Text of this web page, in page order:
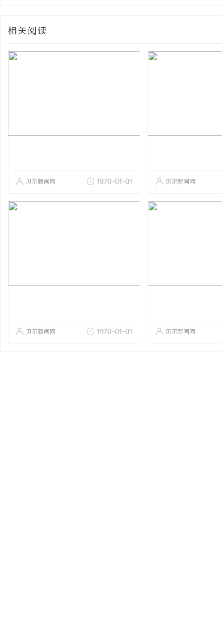
相关阅读
贝尔新闻网 1970-01-01 贝尔新闻网
贝尔新闻网 1970-01-01 贝尔新闻网